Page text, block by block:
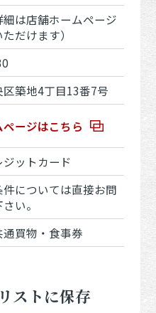
は店舗ホームページ
だけます）
築地4丁目13番7号
ージはこちら
ットカード
については直接お問
い。
買物・食事券
ストに保存